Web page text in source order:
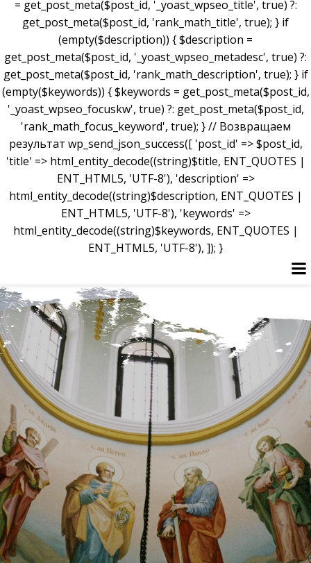
= get_post_meta($post_id, '_yoast_wpseo_title', true) ?:
get_post_meta($post_id, 'rank_math_title', true); } if
(empty($description)) { $description =
get_post_meta($post_id, '_yoast_wpseo_metadesc', true) ?:
get_post_meta($post_id, 'rank_math_description', true); } if
(empty($keywords)) { $keywords = get_post_meta($post_id,
'_yoast_wpseo_focuskw', true) ?: get_post_meta($post_id,
'rank_math_focus_keyword', true); } // Возвращаем
результат wp_send_json_success([ 'post_id' => $post_id,
'title' => html_entity_decode((string)$title, ENT_QUOTES |
ENT_HTML5, 'UTF-8'), 'description' =>
html_entity_decode((string)$description, ENT_QUOTES |
ENT_HTML5, 'UTF-8'), 'keywords' =>
html_entity_decode((string)$keywords, ENT_QUOTES |
ENT_HTML5, 'UTF-8'), ]); }